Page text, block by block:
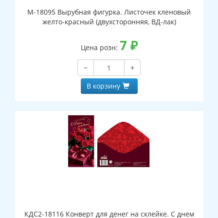
М-18095 Вырубная фигурка. Листочек кленовый
желто-красный (двухсторонняя, ВД-лак)
Цена розн: 7 ₽
−
+
В корзину
КДС2-18116 Конверт для денег на склейке. С днем